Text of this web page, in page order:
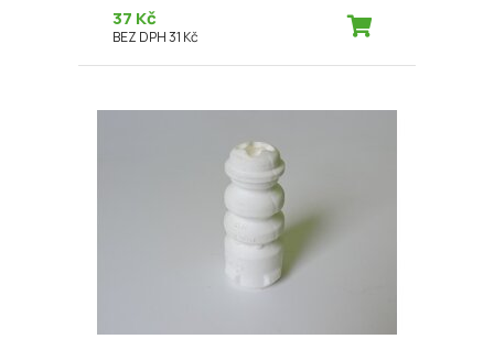
37 Kč
BEZ DPH 31 Kč